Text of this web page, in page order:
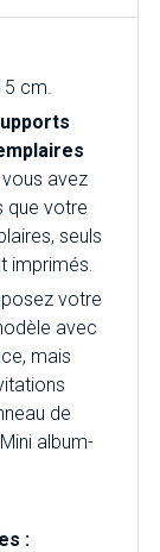
cm.
vous avez
que votre
seuls
imprimés.
votre
avec
mais
de
album-
: